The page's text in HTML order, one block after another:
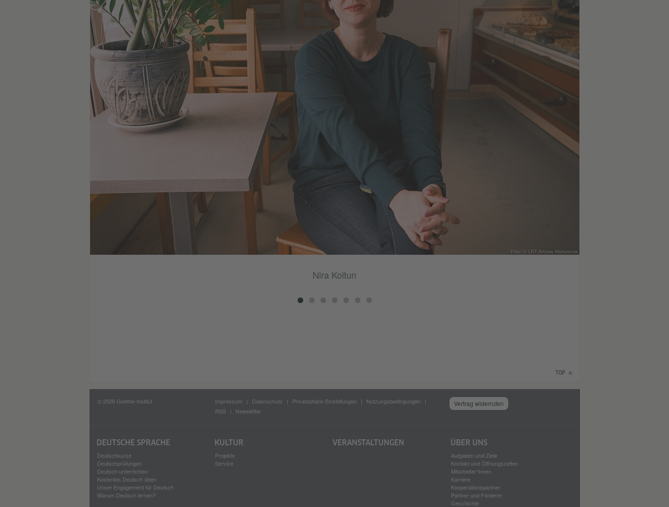
Foto: © LRT/Artūras Morozovas
Nira Koltun
TOP
© 2026 Goethe-Institut Impressum Datenschutz Privatsphäre-Einstellungen
Nutzungsbedingungen
RSS
Newsletter
Vertrag widerrufen
DEUTSCHE SPRACHE
Deutschkurse
Deutschprüfungen
Deutsch unterrichten
Kostenlos Deutsch üben
Unser Engagement für Deutsch
Warum Deutsch lernen?
KULTUR
Projekte
Service
VERANSTALTUNGEN ÜBER UNS
Aufgaben und Ziele
Kontakt und Öffnungszeiten
Mitarbeiter*innen
Karriere
Kooperationspartner
Partner und Förderer
Geschichte